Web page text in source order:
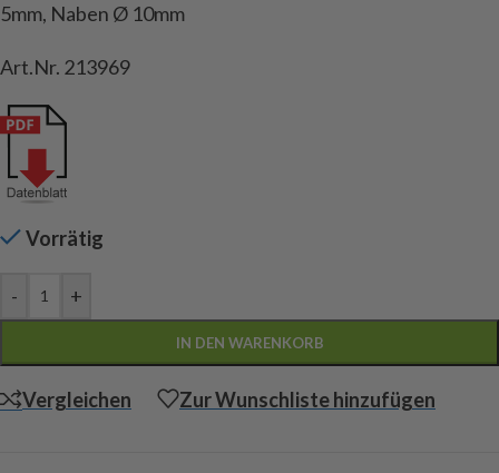
5mm, Naben Ø 10mm
Art.Nr. 213969
Vorrätig
- +
IN DEN WARENKORB
Vergleichen Zur Wunschliste hinzufügen